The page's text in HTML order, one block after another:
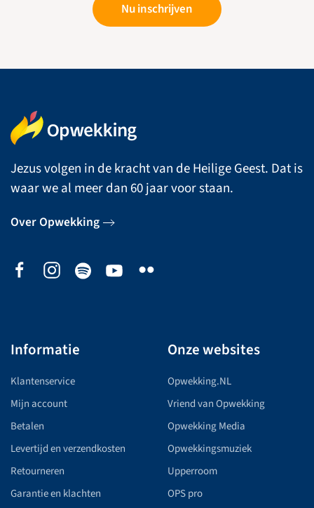
Nu inschrijven
Jezus volgen in de kracht van de Heilige Geest. Dat is
waar we al meer dan 60 jaar voor staan.
Over Opwekking
Informatie
Klantenservice
Mijn account
Betalen
Levertijd en verzendkosten
Retourneren
Garantie en klachten
Onze websites
Opwekking.NL
Vriend van Opwekking
Opwekking Media
Opwekkingsmuziek
Upperroom
OPS pro